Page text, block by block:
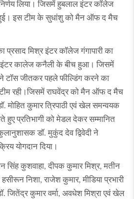
लिया। जिसमें हुबलाल इंटर कॉलेज
हुई। इस टीम के सुधांशु को मैन ऑफ द मैच
प्रसाद मिश्र इंटर कॉलेज गंगापारी का
इंटर कालेज कनैली के बीच हुआ। जिसमें
टॉस जीतकर पहले फील्डिंग करने का
टीम रही।जिसमें राघवेंद्र को मैन ऑफ द मैच
मोहित कुमार त्रिपाठी एवं खेल समन्वयक
हुए प्रतिभागी को मेडल देकर सम्मानित
डॉ. मुकुंद देव द्विवेदी ने
योगदान दिया।
सिंह कुशवाहा, दीपक कुमार मिश्र, मतीन
निशा, राजेश कुमार, मीडिया प्रभारी
जितेंद्र कुमार वर्मा, अवधेश मिश्रा एवं खेल